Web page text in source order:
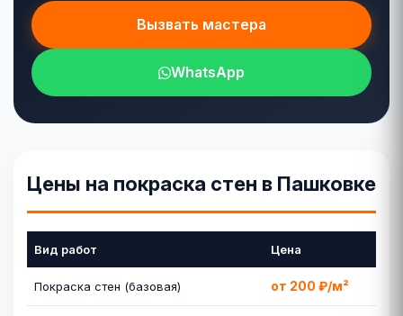
Вызвать мастера
WhatsApp
Цены на покраска стен в Пашковке
Вид работ Цена
Покраска стен (базовая) от 200 ₽/м²